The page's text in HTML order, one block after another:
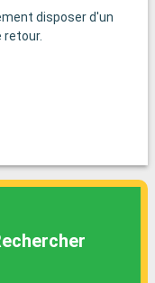
disposer d'un
retour.